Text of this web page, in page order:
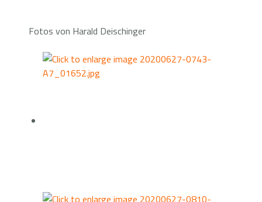
Fotos von Harald Deischinger